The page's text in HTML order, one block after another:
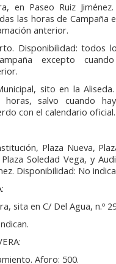
en Paseo Ruiz
las horas de Campaña
anterior.
Disponibilidad: todos
excepto
sito en la
salvo cuando
con el calendario oficial.
Plaza Nueva,
Soledad Vega, y
Disponibilidad: No
sita en C/ Del Agua, n.º
Aforo: 500.